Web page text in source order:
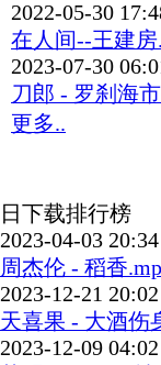
2022-05-30
在人间--王建房
2023-07-30
刀郎 - 罗刹海
更多..
日下载排行榜
2023-04-03 20:34
周杰伦 - 稻香
2023-12-21 20:02
天喜果 - 大酒伤
2023-12-09 04:02